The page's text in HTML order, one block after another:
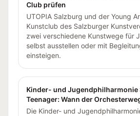
Club prüfen
UTOPIA Salzburg und der Young
Kunstclub des Salzburger
zwei verschiedene Kunstwege für
selbst ausstellen oder mit
einsteigen.
Kinder- und Jugendphilharmonie
Teenager: Wann der
Die Kinder- und